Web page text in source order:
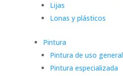
Lijas
Lonas y plásticos
Pintura
Pintura de uso general
Pintura especializada